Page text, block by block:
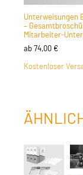
Unterweisungen
–
Mitarbeiter-
ab74,00 €
Kostenloser